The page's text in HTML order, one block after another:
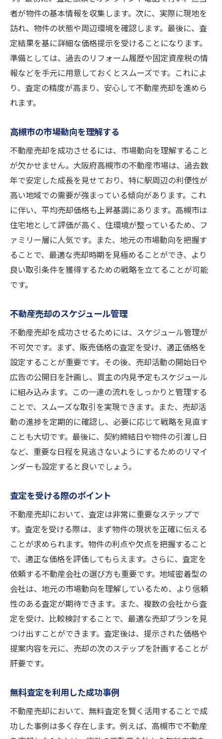
安心の売却を支える法的知識
無料査定で不安を解消高槻市不動産売却の流れ
初めての売却でも安心できるステップ
査定から契約までの流れを解説
不動産売却における書類準備のポイント
疑問を解消する不動産売却相談会
不動産市場を理解高槻市で無料査定を受ける理
由
高槻市の不動産市場の特徴
市場変動に対応した査定の重要性
地域ごとの需要動向を把握する方法
適切な売却時期の見極め方
査定結果から見る市場価値の傾向
将来的な不動産市場予測と戦略
成功事例から学ぶ査定活用法
査定後に取り組むべき改善点
売却価格の交渉を有利にする方法
不動産会社との連携で得る利点
査定結果を基にしたマーケティング戦略
売却プロセスをスムーズにするための工夫
無料査定でスムーズに高槻市の不動産売却を進
める
査定結果を活用した優先順位の設定
売却を迅速に進めるための協力者
不動産売却後の次のステップ
査定を受ける際に知っておきたい法的事項
高槻市で不動産売却を考える無料査定で安心感
を得よう
安全な売却を進めるための基礎知識
無料査定に期待することとその実現
査定で知ることができる価値ある情報
安心して進めるための不動産売却計画
必要な手続きとその進め方
者が物件の基本情報を収集します。次に、実際に現地を
訪れ、物件の状態や周辺環境を確認します。最後に、査
定結果を基に詳細な価格提示を受けることになります。
準備としては、過去のリフォーム履歴や固定資産税の情
報などを手元に用意しておくとスムーズです。これによ
り、査定の精度が高まり、安心して不動産売却を進めら
れます。
高槻市の市場動向を理解する
不動産売却を成功させるには、市場動向を理解すること
が欠かせません。大阪府高槻市の不動産市場は、過去数
年で安定した成長を見せており、特に駅周辺の利便性が
高い地域での需要が強まっている傾向があります。これ
に伴い、平均売却価格も上昇基調にあります。高槻市は
住宅地として評価が高く、住環境が整っているため、フ
ァミリー層に人気です。また、地元の市場動向を把握す
ることで、最適な売却時期を見極めることができ、より
良い取引条件を獲得するための戦略を立てることが可能
です。
不動産売却のスケジュール管理
不動産売却を成功させるためには、スケジュール管理が
不可欠です。まず、販売価格の査定を受け、適正価格を
設定することが重要です。その後、売却活動の開始日や
広告の公開日を計画し、買主の内見予定もスケジュール
に組み込みます。この一連の流れをしっかりと管理する
ことで、スムーズな取引を実現できます。また、売却活
動の進捗を定期的に確認し、必要に応じて戦略を見直す
ことも大切です。最後に、契約締結日や物件の引渡し日
など、重要な日程を見逃さないようにするためのリマイ
ンダーも設定すると良いでしょう。
査定を受ける際のポイント
不動産売却において、査定は非常に重要なステップで
す。査定を受ける際は、まず物件の現状を正確に伝える
ことが求められます。物件の利点や欠点を把握すること
で、適正な価格を評価してもらえます。さらに、査定を
依頼する不動産会社の選び方も重要です。地域密着型の
会社は、地元の市場動向を理解しているため、より信頼
性のある査定が期待できます。また、複数の会社から査
定を受け、比較検討することで、最適な売却プランを見
つけ出すことができます。査定後は、提示された価格や
提案内容を元に、売却の次のステップを計画することが
肝要です。
無料査定を利用した成功事例
不動産売却において、無料査定を賢く活用することで成
功した事例は多く存在します。例えば、高槻市で不動産